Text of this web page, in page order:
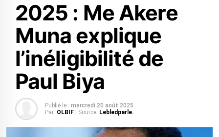
2025 : Me Akere
Muna explique
l’inéligibilité de
Paul Biya
Publié le : mercredi 20 août 2025
Par: OLBIF | Source: Lebledparle.